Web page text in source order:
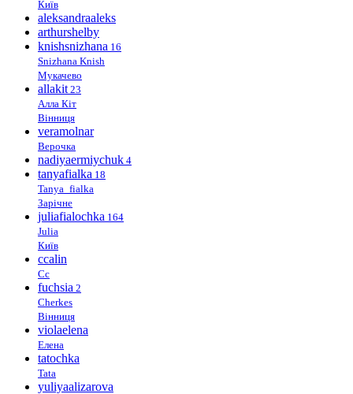
Київ
aleksandraaleks
arthurshelby
knishsnizhana 16
Snizhana Knish
Мукачево
allakit 23
Алла Кіт
Вінниця
veramolnar
Верочка
nadiyaermiychuk 4
tanyafialka 18
Tanya_fialka
Зарічне
juliafialochka 164
Julia
Київ
ccalin
Cc
fuchsia 2
Cherkes
Вінниця
violaelena
Елена
tatochka
Tata
yuliyaalizarova